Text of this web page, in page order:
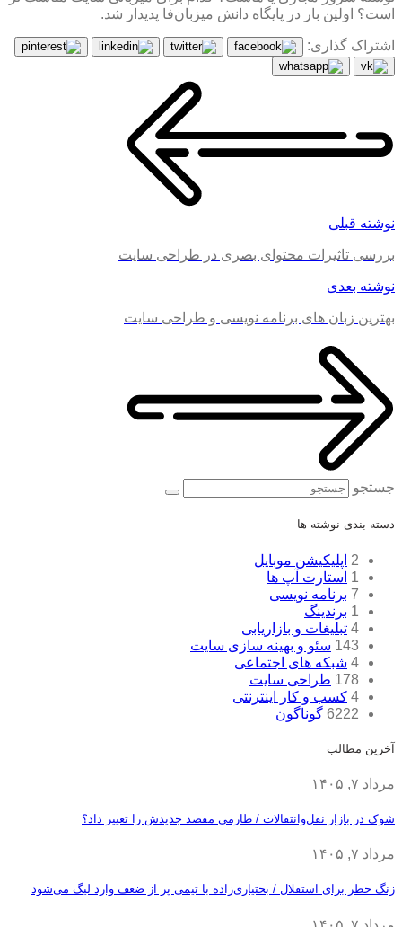
است؟ اولین بار در پایگاه دانش میزبان‌فا پدیدار شد.
اشتراک گذاری:
نوشته قبلی
بررسی تاثیرات محتوای بصری در طراحی سایت
نوشته بعدی
بهترین زبان های برنامه نویسی و طراحی سایت
جستجو
دسته بندی نوشته ها
2 اپلیکیشن موبایل
1 استارت آپ ها
7 برنامه نویسی
1 برندینگ
4 تبلیغات و بازاریابی
143 سئو و بهینه سازی سایت
4 شبکه های اجتماعی
178 طراحی سایت
4 کسب و کار اینترنتی
6222 گوناگون
آخرین مطالب
مرداد ۷, ۱۴۰۵
شوک در بازار نقل‌وانتقالات / طارمی مقصد جدیدش را تغییر داد؟
مرداد ۷, ۱۴۰۵
زنگ خطر برای استقلال / بختیاری‌زاده با تیمی پر از ضعف وارد لیگ می‌شود